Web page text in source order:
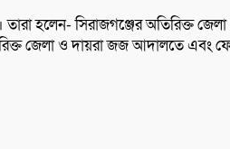
হলেন- সিরাজগঞ্জের অতিরিক্ত
জেলা ও দায়রা জজ আদালতে এবং